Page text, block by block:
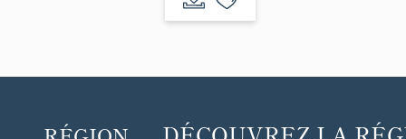
puis Da
1918